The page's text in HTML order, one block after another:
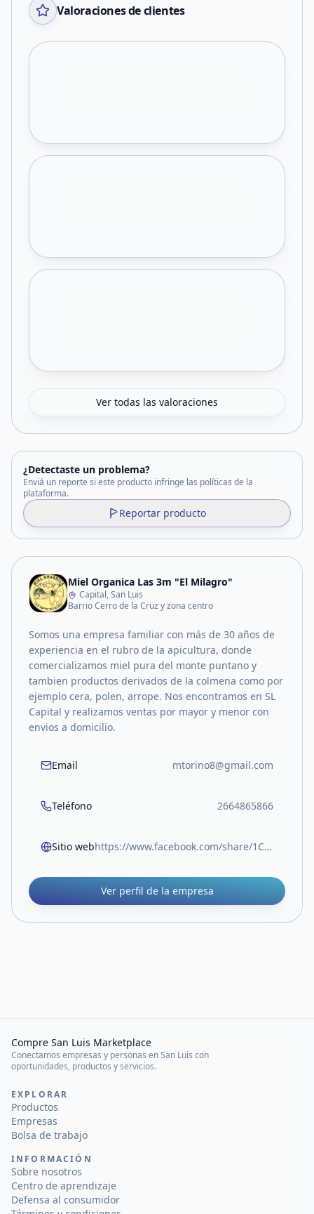
Valoraciones de clientes
Ver todas las valoraciones
¿Detectaste un problema?
Enviá un reporte si este producto infringe las políticas de la
plataforma.
Reportar producto
Miel Organica Las 3m "El Milagro"
Capital, San Luis
Barrio Cerro de la Cruz y zona centro
Somos una empresa familiar con más de 30 años de
experiencia en el rubro de la apicultura, donde
comercializamos miel pura del monte puntano y
tambien productos derivados de la colmena como por
ejemplo cera, polen, arrope. Nos encontramos en SL
Capital y realizamos ventas por mayor y menor con
envios a domicilio.
Email mtorino8@gmail.com
Teléfono 2664865866
Sitio web https://www.facebook.com/share/1CDmv8JQu4/
Ver perfil de la empresa
Compre San Luis Marketplace
Conectamos empresas y personas en San Luis con
oportunidades, productos y servicios.
EXPLORAR
Productos
Empresas
Bolsa de trabajo
INFORMACIÓN
Sobre nosotros
Centro de aprendizaje
Defensa al consumidor